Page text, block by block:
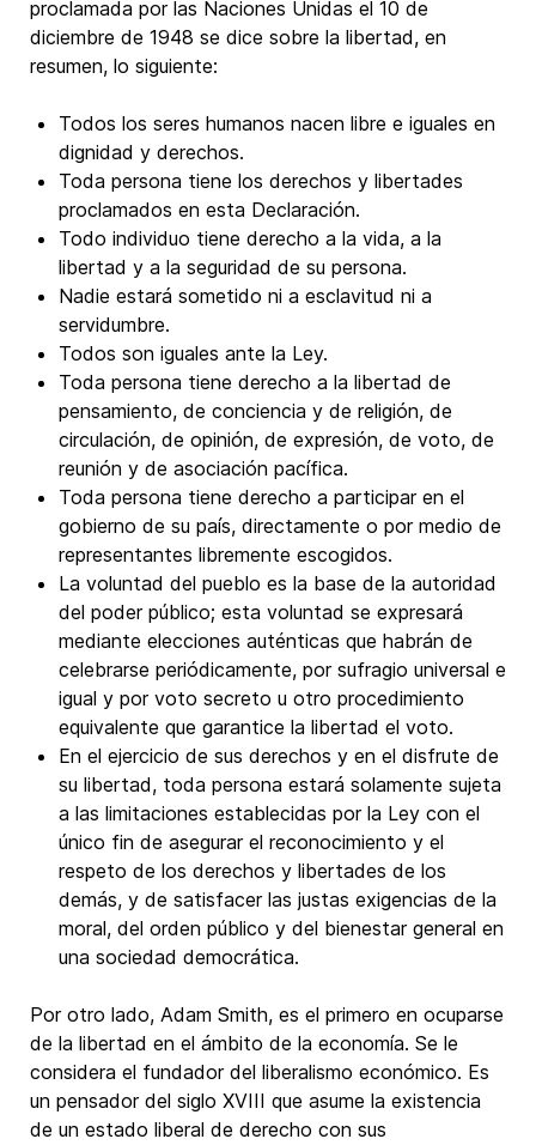
proclamada por las Naciones Unidas el 10 de
diciembre de 1948 se dice sobre la libertad, en
resumen, lo siguiente:
Todos los seres humanos nacen libre e iguales en
dignidad y derechos.
Toda persona tiene los derechos y libertades
proclamados en esta Declaración.
Todo individuo tiene derecho a la vida, a la
libertad y a la seguridad de su persona.
Nadie estará sometido ni a esclavitud ni a
servidumbre.
Todos son iguales ante la Ley.
Toda persona tiene derecho a la libertad de
pensamiento, de conciencia y de religión, de
circulación, de opinión, de expresión, de voto, de
reunión y de asociación pacífica.
Toda persona tiene derecho a participar en el
gobierno de su país, directamente o por medio de
representantes libremente escogidos.
La voluntad del pueblo es la base de la autoridad
del poder público; esta voluntad se expresará
mediante elecciones auténticas que habrán de
celebrarse periódicamente, por sufragio universal e
igual y por voto secreto u otro procedimiento
equivalente que garantice la libertad el voto.
En el ejercicio de sus derechos y en el disfrute de
su libertad, toda persona estará solamente sujeta
a las limitaciones establecidas por la Ley con el
único fin de asegurar el reconocimiento y el
respeto de los derechos y libertades de los
demás, y de satisfacer las justas exigencias de la
moral, del orden público y del bienestar general en
una sociedad democrática.
Por otro lado, Adam Smith, es el primero en ocuparse
de la libertad en el ámbito de la economía. Se le
considera el fundador del liberalismo económico. Es
un pensador del siglo XVIII que asume la existencia
de un estado liberal de derecho con sus